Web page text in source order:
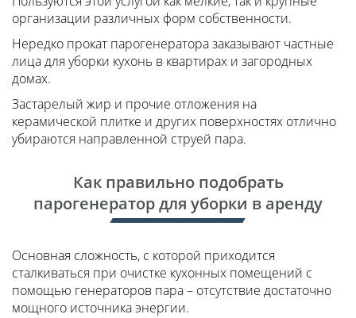
организации различных форм собственности.
Нередко прокат парогенератора заказывают частные
лица для уборки кухонь в квартирах и загородных
домах.
Застарелый жир и прочие отложения на
керамической плитке и других поверхностях отлично
убираются направленной струей пара.
Как правильно подобрать
парогенератор для уборки в аренду
Основная сложность, с которой приходится
сталкиваться при очистке кухонных помещений с
помощью генераторов пара – отсутствие достаточно
мощного источника энергии.